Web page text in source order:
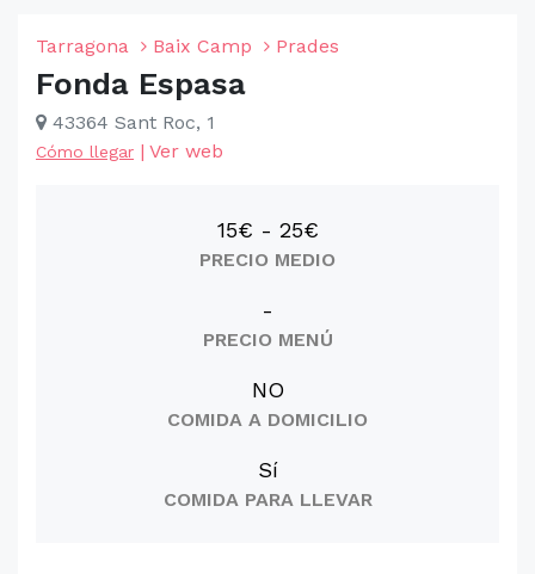
Tarragona Baix Camp Prades
Fonda Espasa
43364 Sant Roc, 1
Cómo llegar | Ver web
15€ - 25€
PRECIO MEDIO
-
PRECIO MENÚ
NO
COMIDA A DOMICILIO
Sí
COMIDA PARA LLEVAR